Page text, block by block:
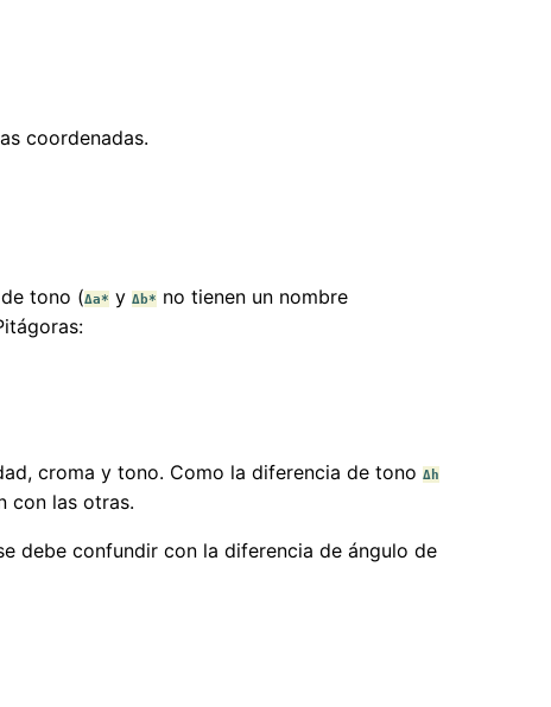
coordenadas.
tono (Δa* y Δb* no tienen un nombre
croma y tono. Como la diferencia de tono Δh
con las otras.
debe confundir con la diferencia de ángulo de